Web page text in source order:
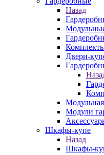
Назад
Двери-
Модули
Шкафы-купе
Назад
Шкафы-